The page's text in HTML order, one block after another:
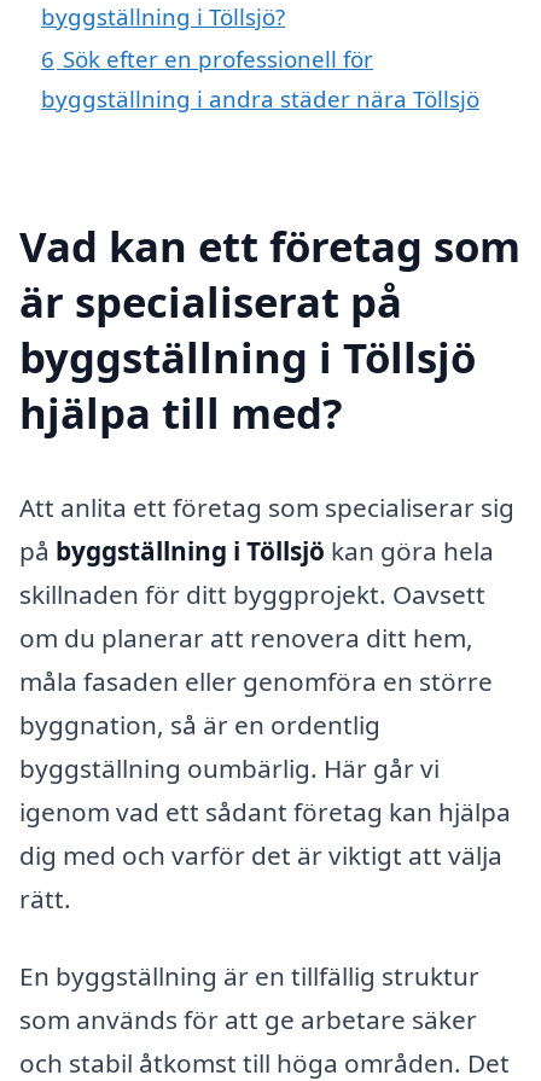
byggställning i Töllsjö?
6 Sök efter en professionell för
byggställning i andra städer nära Töllsjö
Vad kan ett företag som
är specialiserat på
byggställning i Töllsjö
hjälpa till med?
Att anlita ett företag som specialiserar sig
på byggställning i Töllsjö kan göra hela
skillnaden för ditt byggprojekt. Oavsett
om du planerar att renovera ditt hem,
måla fasaden eller genomföra en större
byggnation, så är en ordentlig
byggställning oumbärlig. Här går vi
igenom vad ett sådant företag kan hjälpa
dig med och varför det är viktigt att välja
rätt.
En byggställning är en tillfällig struktur
som används för att ge arbetare säker
och stabil åtkomst till höga områden. Det